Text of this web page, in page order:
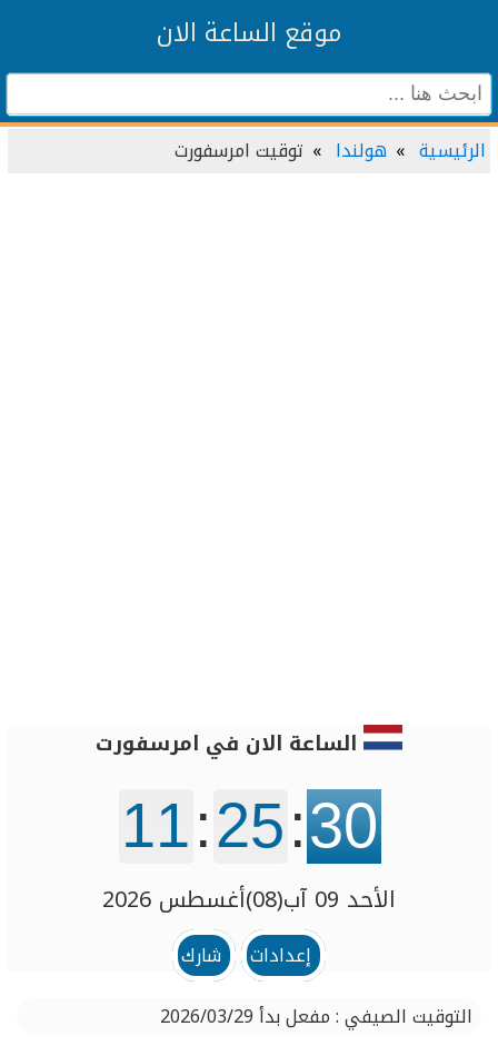
موقع الساعة الان
الرئيسية هولندا توقيت امرسفورت
الساعة الان في امرسفورت
11:25:30
الأحد 09 آب(08)أغسطس 2026
إعدادات
شارك
التوقيت الصيفي : مفعل بدأ 2026/03/29